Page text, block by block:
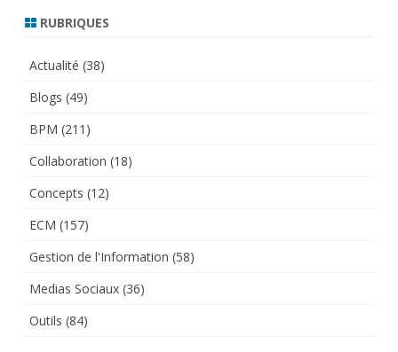
RUBRIQUES
Actualité (38)
Blogs (49)
BPM (211)
Collaboration (18)
Concepts (12)
ECM (157)
Gestion de l'Information (58)
Medias Sociaux (36)
Outils (84)